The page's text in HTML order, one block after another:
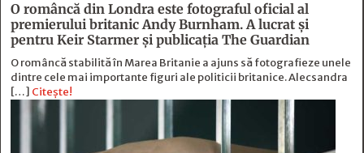
O româncă din Londra este fotograful oficial al
premierului britanic Andy Burnham. A lucrat și
pentru Keir Starmer și publicația The Guardian
O româncă stabilită în Marea Britanie a ajuns să fotografieze unele
dintre cele mai importante figuri ale politicii britanice. Alecsandra
[…] Citește!